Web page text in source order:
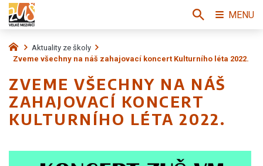
Aktuality ze školy
Zveme všechny na náš zahajovací koncert Kulturního léta 2022.
ZVEME VŠECHNY NA NÁŠ
ZAHAJOVACÍ KONCERT
KULTURNÍHO LÉTA 2022.
MENU